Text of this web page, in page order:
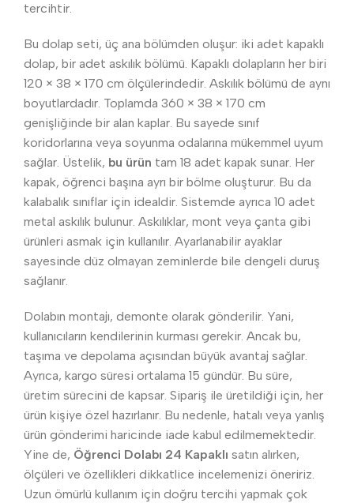
tercihtir.
Bu dolap seti, üç ana bölümden oluşur: iki adet kapaklı
dolap, bir adet askılık bölümü. Kapaklı dolapların her biri
120 × 38 × 170 cm ölçülerindedir. Askılık bölümü de aynı
boyutlardadır. Toplamda 360 × 38 × 170 cm
genişliğinde bir alan kaplar. Bu sayede sınıf
koridorlarına veya soyunma odalarına mükemmel uyum
sağlar. Üstelik, bu ürün tam 18 adet kapak sunar. Her
kapak, öğrenci başına ayrı bir bölme oluşturur. Bu da
kalabalık sınıflar için idealdir. Sistemde ayrıca 10 adet
metal askılık bulunur. Askılıklar, mont veya çanta gibi
ürünleri asmak için kullanılır. Ayarlanabilir ayaklar
sayesinde düz olmayan zeminlerde bile dengeli duruş
sağlanır.
Dolabın montajı, demonte olarak gönderilir. Yani,
kullanıcıların kendilerinin kurması gerekir. Ancak bu,
taşıma ve depolama açısından büyük avantaj sağlar.
Ayrıca, kargo süresi ortalama 15 gündür. Bu süre,
üretim sürecini de kapsar. Sipariş ile üretildiği için, her
ürün kişiye özel hazırlanır. Bu nedenle, hatalı veya yanlış
ürün gönderimi haricinde iade kabul edilmemektedir.
Yine de, Öğrenci Dolabı 24 Kapaklı satın alırken,
ölçüleri ve özellikleri dikkatlice incelemenizi öneririz.
Uzun ömürlü kullanım için doğru tercihi yapmak çok